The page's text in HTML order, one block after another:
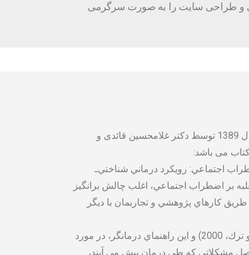
و طراحی سایت را به صورت سرگرمی
این کتاب در سال 2000 توسط دبورا هاپ و همکاران در دو جلد راهنمای درمانگر و کتاب کار مراجعین تالیف شده است که در سال 1389 توسط دکتر غلامحسین قائدی و
می باشد:
اجتماعي: رويكرد درماني شناختي‌ـ
بر اضطراب اجتماعي، اغلب چالش برانگيز
كارهاي پژوهشي و تجاربمان با ديگر
كتاب اول ما با عنوان ” درمان اضطراب اجتماعي: كتاب كار مراجع با رويكرد درمان شناختي – رفتاري” ( هپ، هايمبرگ، جاستر و ترك، 2000) و اين راهنماي درمانگر، در مورد
فصل مشكلاتي كه طي درمان پيش مي آيند،